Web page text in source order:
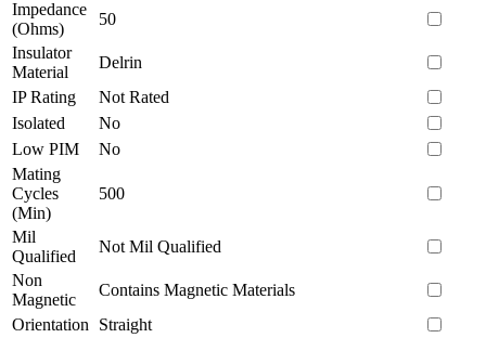
Impedance
(Ohms)
50
Insulator
Material
Delrin
IP Rating
Not Rated
Isolated
No
Low PIM
No
Mating
Cycles
(Min)
500
Mil
Qualified
Not Mil Qualified
Non
Magnetic
Contains Magnetic Materials
Orientation
Straight